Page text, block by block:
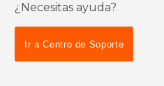
¿Necesitas ayuda?
Ir a Centro de Soporte